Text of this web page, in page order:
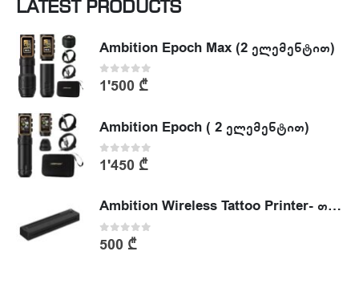
LATEST PRODUCTS
Ambition Epoch Max (2 ელემენტით)
0out of 5
1'500 ₾
Ambition Epoch ( 2 ელემენტით)
0out of 5
1'450 ₾
Ambition Wireless Tattoo Printer- თერმული პრინტერი
0out of 5
500 ₾